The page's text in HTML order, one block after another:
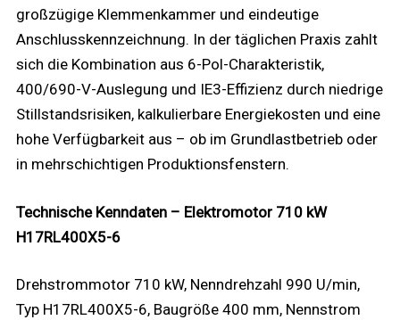
großzügige Klemmenkammer und eindeutige
Anschlusskennzeichnung. In der täglichen Praxis zahlt
sich die Kombination aus 6-Pol-Charakteristik,
400/690-V-Auslegung und IE3-Effizienz durch niedrige
Stillstandsrisiken, kalkulierbare Energiekosten und eine
hohe Verfügbarkeit aus – ob im Grundlastbetrieb oder
in mehrschichtigen Produktionsfenstern.
Technische Kenndaten – Elektromotor 710 kW
H17RL400X5-6
Drehstrommotor 710 kW, Nenndrehzahl 990 U/min,
Typ H17RL400X5-6, Baugröße 400 mm, Nennstrom